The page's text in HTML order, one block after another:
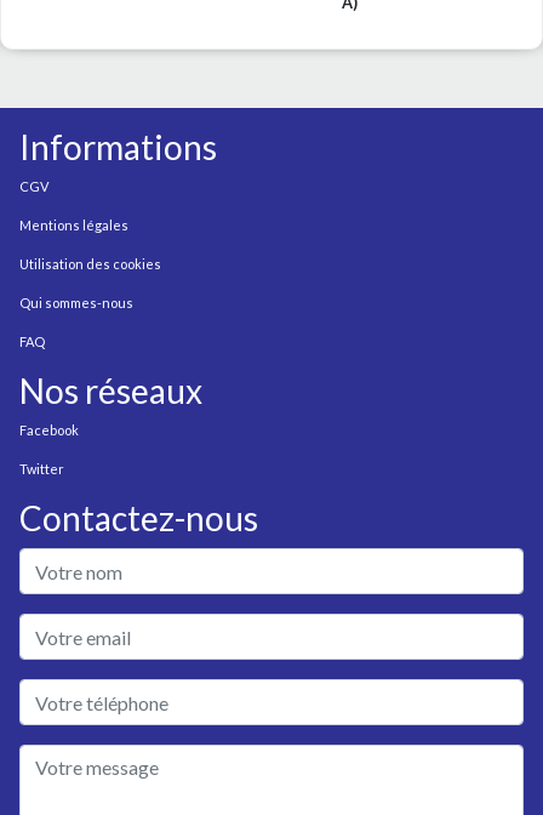
Informations
CGV
Mentions légales
Utilisation des cookies
Qui sommes-nous
FAQ
Nos réseaux
Facebook
Twitter
Contactez-nous